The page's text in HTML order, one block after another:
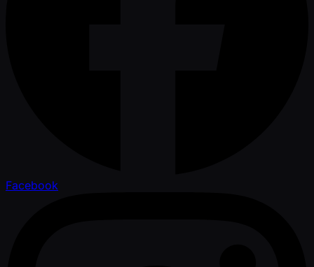
Facebook